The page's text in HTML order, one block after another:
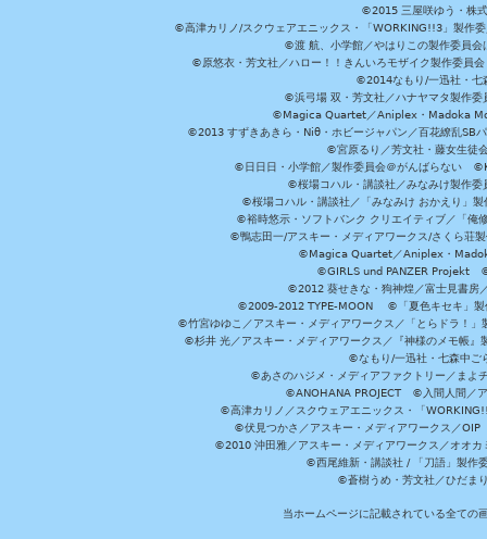
©2015 三屋咲ゆう・株
©高津カリノ/スクウェアエニックス・「WORKING!!3」製作
©渡 航、小学館／やはりこの製作委員
©原悠衣・芳文社／ハロー！！きんいろモザイク製作委員
©2014なもり/一迅社・
©浜弓場 双・芳文社／ハナヤマタ製作
©Magica Quartet／Aniplex・Madoka
©2013 すずきあきら・Niθ・ホビージャパン／百花繚乱
©宮原るり／芳文社・藤女生徒
©日日日・小学館／製作委員会＠がんばらない
©桜場コハル・講談社／みなみけ製作
©桜場コハル・講談社／「みなみけ おかえり」
©裕時悠示・ソフトバンク クリエイティブ／「
©鴨志田一/アスキー・メディアワークス/さく
©Magica Quartet／Aniplex・
©GIRLS und PANZER Projekt ©
©2012 葵せきな・狗神煌／富士見書
©2009-2012 TYPE-MOON ©「夏色キセキ」製
©竹宮ゆゆこ／アスキー・メディアワークス／「とらドラ！
©杉井 光／アスキー・メディアワークス／『神様のメモ帳
©なもり/一迅社・七森中
©あさのハジメ・メディアファクトリー／ま
©ANOHANA PROJECT ©入間人間／ア
©高津カリノ／スクウェアエニックス・「
©伏見つかさ／アスキー・メディアワークス／
©2010 沖田雅／アスキー・メディアワークス／オオ
©西尾維新・講談社 / 「刀語」製作
©蒼樹うめ・芳文社／ひだま
当ホームページに記載されている全ての